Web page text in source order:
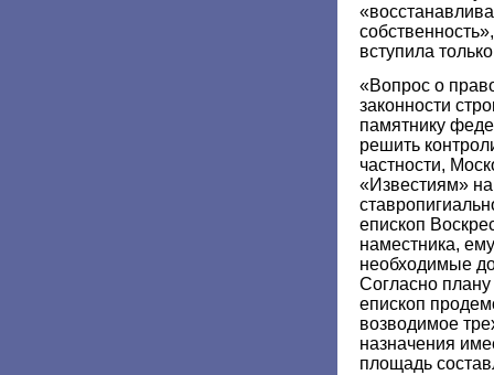
вступила
«Вопрос о
законности
памятнику
решить
частности,
«Известиям»
епископ
наместника,
необходимые
Согласно плану
епископ
возводимое
назначения
площадь